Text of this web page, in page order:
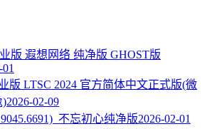
版 遐想网络 纯净版 GHOST版
版 LTSC 2024 官方简体中文正式版(微
)2026-02-09
不忘初心纯净版2026-02-01